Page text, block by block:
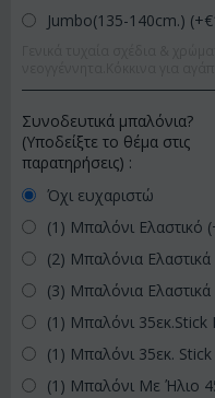
Jumbo(135-140cm.) (+€
Συνοδευτικά μπαλόνια?
(Υποδείξτε το θέμα στις
παρατηρήσεις) :
Όχι ευχαριστώ
(1) Μπαλόνι Ελαστικό
(2) Μπαλόνια Ελαστικά
(3) Μπαλόνια Ελαστικά
(1) Μπαλόνι
(1) Μπαλόνι 35εκ.
(1) Μπαλόνι Με Ήλιο